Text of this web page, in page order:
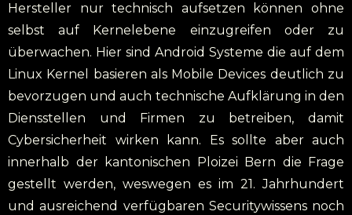
Hersteller nur technisch aufsetzen können ohne
selbst auf Kernelebene einzugreifen oder zu
überwachen. Hier sind Android Systeme die auf dem
Linux Kernel basieren als Mobile Devices deutlich zu
bevorzugen und auch technische Aufklärung in den
Diensstellen und Firmen zu betreiben, damit
Cybersicherheit wirken kann. Es sollte aber auch
innerhalb der kantonischen Ploizei Bern die Frage
gestellt werden, weswegen es im 21. Jahrhundert
und ausreichend verfügbaren Securitywissens noch